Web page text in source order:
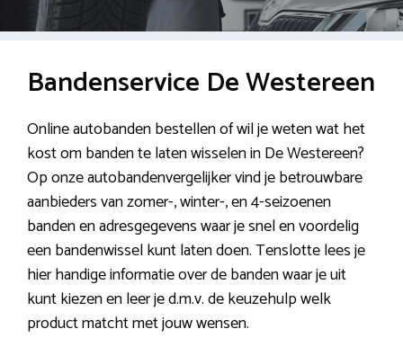
Bandenservice De Westereen
Online autobanden bestellen of wil je weten wat het
kost om banden te laten wisselen in De Westereen?
Op onze autobandenvergelijker vind je betrouwbare
aanbieders van zomer-, winter-, en 4-seizoenen
banden en adresgegevens waar je snel en voordelig
een bandenwissel kunt laten doen. Tenslotte lees je
hier handige informatie over de banden waar je uit
kunt kiezen en leer je d.m.v. de keuzehulp welk
product matcht met jouw wensen.